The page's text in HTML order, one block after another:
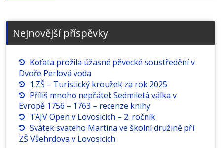
Nejnovější příspěvky
Koťata prožila úžasné pěvecké soustředění v
Dvoře Perlová voda
1.ZŠ – Turistický kroužek za rok 2025
Příliš mnoho nepřátel: Sedmiletá válka v
Evropě 1756 – 1763 – recenze knihy
TAJV Open v Lovosicích – 2. ročník
Svátek svatého Martina ve školní družině při
ZŠ Všehrdova v Lovosicích